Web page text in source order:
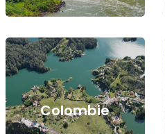
Colombie